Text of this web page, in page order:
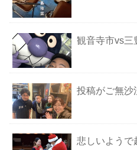
観音寺市vs三
投稿がご無沙
悲しいようで